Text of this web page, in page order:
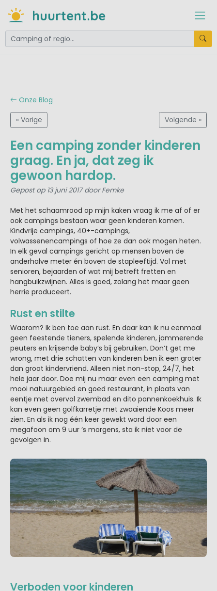
huurtent.be
Onze Blog
« Vorige Volgende »
Een camping zonder kinderen
graag. En ja, dat zeg ik
gewoon hardop.
Gepost op 13 juni 2017 door Femke
Met het schaamrood op mijn kaken vraag ik me af of er
ook campings bestaan waar geen kinderen komen.
Kindvrije campings, 40+-campings,
volwassenencampings of hoe ze dan ook mogen heten.
In elk geval campings gericht op mensen boven de
anderhalve meter én boven de stapleeftijd. Vol met
senioren, bejaarden of wat mij betreft fretten en
hangbuikzwijnen. Alles is goed, zolang het maar geen
herrie produceert.
Rust en stilte
Waarom? Ik ben toe aan rust. En daar kan ik nu eenmaal
geen feestende tieners, spelende kinderen, jammerende
peuters en krijsende baby’s bij gebruiken. Don’t get me
wrong, met drie schatten van kinderen ben ik een groter
dan groot kindervriend. Alleen niet non-stop, 24/7, het
hele jaar door. Doe mij nu maar even een camping met
mooi natuurgebied en goed restaurant, in plaats van
eentje met overvol zwembad en dito pannenkoekhuis. Ik
kan even geen golfkarretje met zwaaiende Koos meer
zien. En als ik nog één keer gewekt word door een
megafoon om 9 uur ’s morgens, sta ik niet voor de
gevolgen in.
Verboden voor kinderen